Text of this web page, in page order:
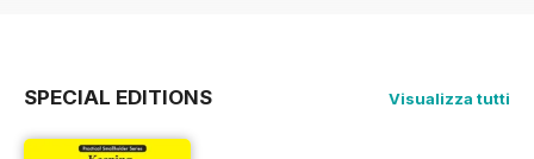
SPECIAL EDITIONS Visualizza tutti